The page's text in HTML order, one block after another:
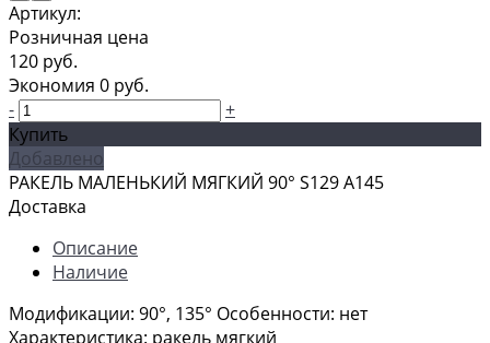
Артикул:
Розничная цена
120 руб.
Экономия 0 руб.
-
+
Купить
Добавлено
РАКЕЛЬ МАЛЕНЬКИЙ МЯГКИЙ 90° S129 А145
Доставка
Описание
Наличие
Модификации: 90°, 135° Особенности: нет
Характеристика: ракель мягкий